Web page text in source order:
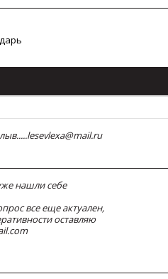
нашли себе
все еще актуален,
оставляю